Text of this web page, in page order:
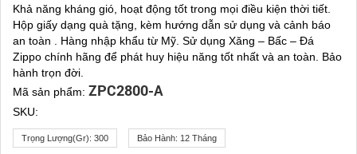
Khả năng kháng gió, hoạt động tốt trong mọi điều kiện thời tiết.
Hộp giấy dạng quà tặng, kèm hướng dẫn sử dụng và cảnh báo
an toàn . Hàng nhập khẩu từ Mỹ. Sử dụng Xăng – Bấc – Đá
Zippo chính hãng để phát huy hiệu năng tốt nhất và an toàn. Bảo
hành trọn đời.
Mã sản phẩm: ZPC2800-A
SKU:
Trọng Lượng(gr): 300 Bảo Hành: 12 Tháng